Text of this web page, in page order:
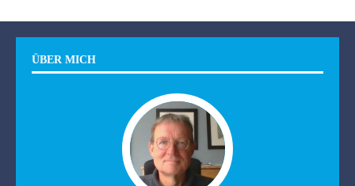
ÜBER MICH